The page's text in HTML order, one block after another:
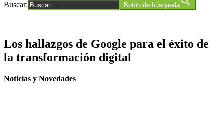
Buscar: Botón de búsqueda
Los hallazgos de Google para el éxito de
la transformación digital
Noticias y Novedades